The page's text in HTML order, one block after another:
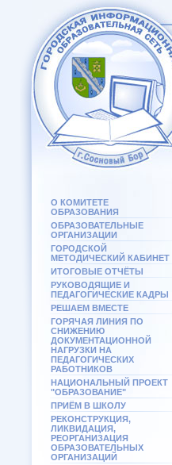
О КОМИТЕТЕ
ОБРАЗОВАНИЯ
ОБРАЗОВАТЕЛЬНЫЕ
ОРГАНИЗАЦИИ
ГОРОДСКОЙ
МЕТОДИЧЕСКИЙ КАБИНЕТ
ИТОГОВЫЕ ОТЧЁТЫ
РУКОВОДЯЩИЕ И
ПЕДАГОГИЧЕСКИЕ КАДРЫ
РЕШАЕМ ВМЕСТЕ
ГОРЯЧАЯ ЛИНИЯ ПО
СНИЖЕНИЮ
ДОКУМЕНТАЦИОННОЙ
НАГРУЗКИ НА
ПЕДАГОГИЧЕСКИХ
РАБОТНИКОВ
НАЦИОНАЛЬНЫЙ ПРОЕКТ
"ОБРАЗОВАНИЕ"
ПРИЁМ В ШКОЛУ
РЕКОНСТРУКЦИЯ,
ЛИКВИДАЦИЯ,
РЕОРГАНИЗАЦИЯ
ОБРАЗОВАТЕЛЬНЫХ
ОРГАНИЗАЦИЙ